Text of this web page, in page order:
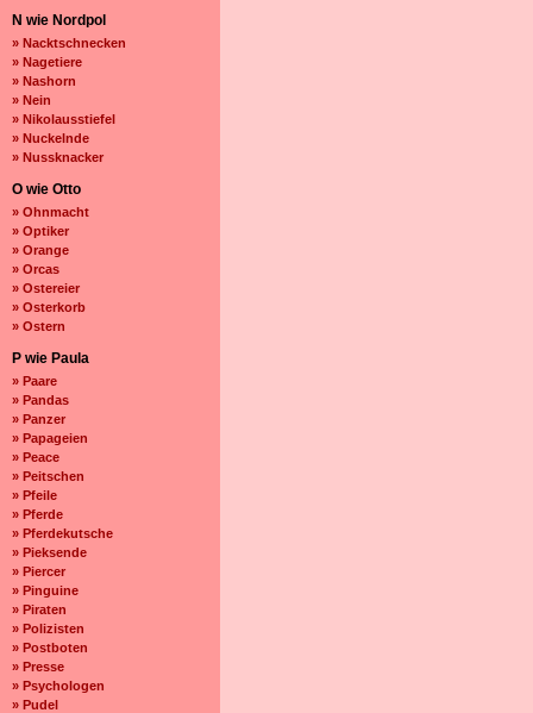
N wie Nordpol
» Nacktschnecken
» Nagetiere
» Nashorn
» Nein
» Nikolausstiefel
» Nuckelnde
» Nussknacker
O wie Otto
» Ohnmacht
» Optiker
» Orange
» Orcas
» Ostereier
» Osterkorb
» Ostern
P wie Paula
» Paare
» Pandas
» Panzer
» Papageien
» Peace
» Peitschen
» Pfeile
» Pferde
» Pferdekutsche
» Pieksende
» Piercer
» Pinguine
» Piraten
» Polizisten
» Postboten
» Presse
» Psychologen
» Pudel